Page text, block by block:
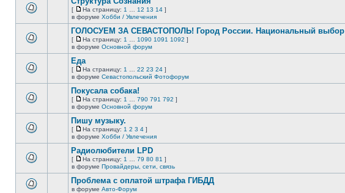
непрочитанных
сообщений.
этой
непрочитанных
сообщений.
[
На
страницу
На страницу: 1 12 13 14 ]
в форуме Хобби / Увлечения
этой
непрочитанных
сообщений.
ГОЛОСУЕМ ЗА СЕВАСТОПОЛЬ! Город России. Национальный выбор
[
На
страницу
На страницу: 1 1090 1091 1092 ]
в форуме Основной форум
этой
непрочитанных
сообщений.
Еда
[
На
страницу
На страницу: 1 22 23 24 ]
в форуме Севастопольский Фотофорум
этой
непрочитанных
сообщений.
Покусала собака!
[
На
страницу
На страницу: 1 790 791 792 ]
в форуме Основной форум
этой
непрочитанных
сообщений.
Пишу музыку.
[
На
страницу
На страницу: 1 2 3 4 ]
в форуме Хобби / Увлечения
этой
Радиолюбители LPD
[
На
страницу
На страницу: 1 79 80 81 ]
в форуме Провайдеры, сети, связь
Проблема с оплатой штрафа ГИБДД
в форуме Авто-Форум